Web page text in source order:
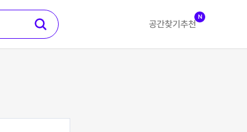
공간찾기 추천
N